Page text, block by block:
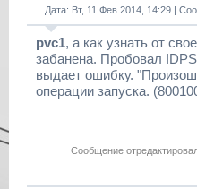
Дата: Вт, 11 Фев 2014, 14:29 |
pvc1, а как узнать от
забанена. Пробовал
выдает ошибку.
операции запуска.
Сообщение